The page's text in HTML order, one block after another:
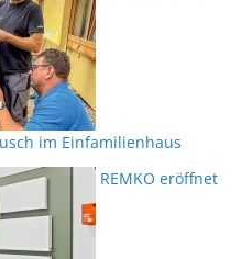
im Einfamilienhaus
REMKO eröffnet